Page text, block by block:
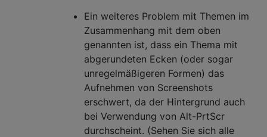
Ein weiteres Problem mit Themen im
Zusammenhang mit dem oben
genannten ist, dass ein Thema mit
abgerundeten Ecken (oder sogar
unregelmäßigeren Formen) das
Aufnehmen von Screenshots
erschwert, da der Hintergrund auch
bei Verwendung von Alt-PrtScr
durchscheint. (Sehen Sie sich alle